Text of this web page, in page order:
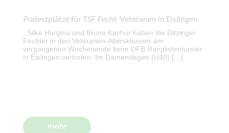
Podestplätze für TSF Fecht-Veteranen in Eislingen
Silke Hargina und Bruno Kachur haben die Ditzinger
Fechter in den Veteranen-Altersklassen am
vergangenen Wochenende beim DFB Ranglistenturnier
in Eislingen vertreten. Im Damendegen (Ü40) […]
mehr